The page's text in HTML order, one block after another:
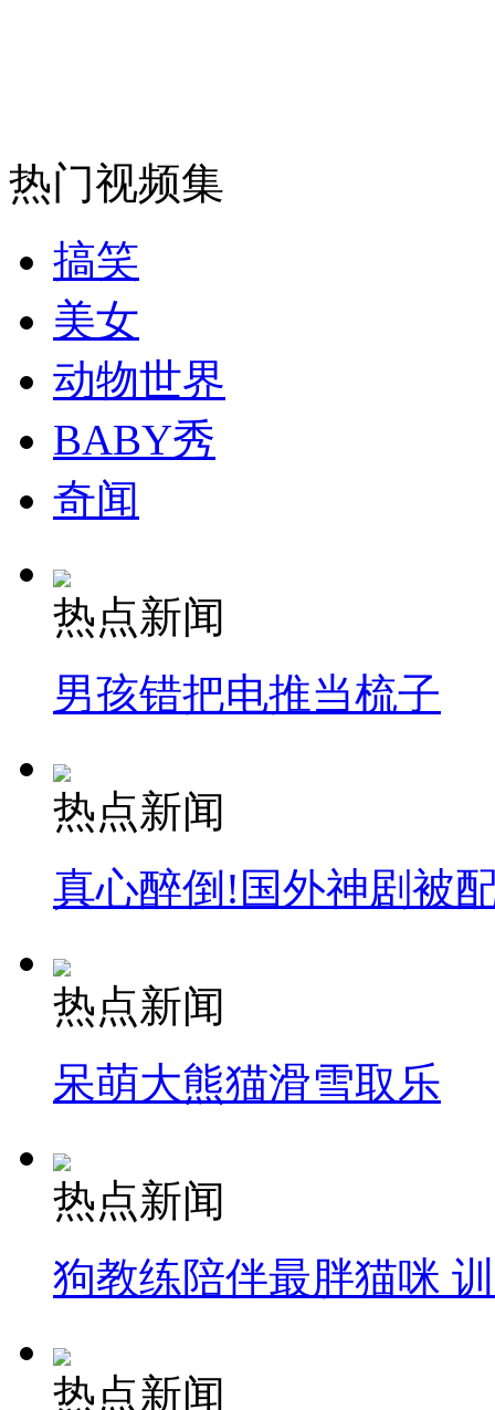
消防员救轻生者 花炮节热闹非凡
纽约上演“枕头大战”
司机酒驾遇交警 急速倒车逃窜
热门视频集
搞笑
美女
动物世界
BABY秀
奇闻
热点新闻
男孩错把电推当梳子
热点新闻
真心醉倒!国外神剧被
热点新闻
呆萌大熊猫滑雪取乐
热点新闻
狗教练陪伴最胖猫咪
热点新闻